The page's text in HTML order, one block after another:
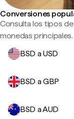
Conversiones
Consulta los tipos
monedas principales.
BSD a USD
BSD a GBP
BSD a AUD